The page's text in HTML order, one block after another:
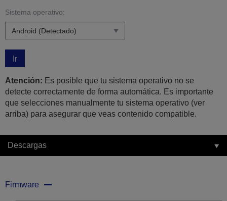
Sistema operativo:
Ir
Atención: Es posible que tu sistema operativo no se
detecte correctamente de forma automática. Es importante
que selecciones manualmente tu sistema operativo (ver
arriba) para asegurar que veas contenido compatible.
Descargas
Firmware